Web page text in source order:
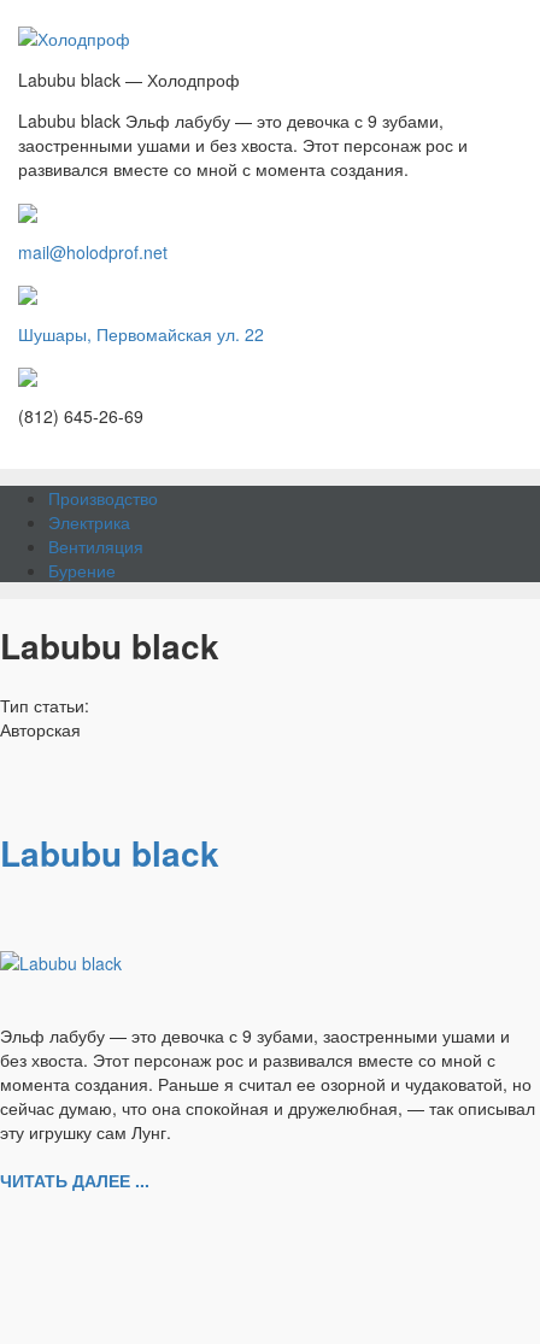
Labubu black — Холодпроф
Labubu black Эльф лабубу — это девочка с 9 зубами,
заостренными ушами и без хвоста. Этот персонаж рос и
развивался вместе со мной с момента создания.
mail@holodprof.net
Шушары, Первомайская ул. 22
(812) 645-26-69
Производство
Электрика
Вентиляция
Бурение
Labubu black
Тип статьи:
Авторская
Labubu black
Эльф лабубу — это девочка с 9 зубами, заостренными ушами и
без хвоста. Этот персонаж рос и развивался вместе со мной с
момента создания. Раньше я считал ее озорной и чудаковатой, но
сейчас думаю, что она спокойная и дружелюбная, — так описывал
эту игрушку сам Лунг.
ЧИТАТЬ ДАЛЕЕ ...